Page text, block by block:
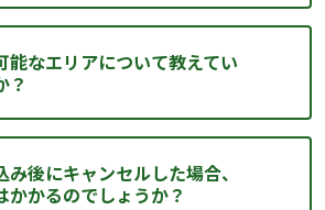
能なエリアについて教えてい
？
み後にキャンセルした場合、
かかるのでしょうか？